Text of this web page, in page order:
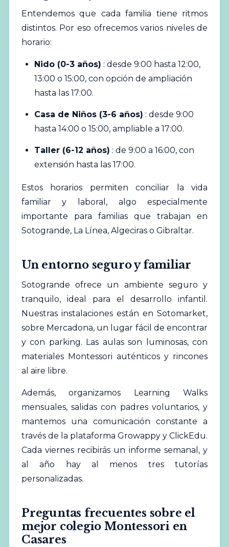
Entendemos que cada familia tiene ritmos
distintos. Por eso ofrecemos varios niveles de
horario:
Nido (0-3 años) : desde 9:00 hasta 12:00,
13:00 o 15:00, con opción de ampliación
hasta las 17:00.
Casa de Niños (3-6 años) : desde 9:00
hasta 14:00 o 15:00, ampliable a 17:00.
Taller (6-12 años) : de 9:00 a 16:00, con
extensión hasta las 17:00.
Estos horarios permiten conciliar la vida
familiar y laboral, algo especialmente
importante para familias que trabajan en
Sotogrande, La Línea, Algeciras o Gibraltar.
Un entorno seguro y familiar
Sotogrande ofrece un ambiente seguro y
tranquilo, ideal para el desarrollo infantil.
Nuestras instalaciones están en Sotomarket,
sobre Mercadona, un lugar fácil de encontrar
y con parking. Las aulas son luminosas, con
materiales Montessori auténticos y rincones
al aire libre.
Además, organizamos Learning Walks
mensuales, salidas con padres voluntarios, y
mantemos una comunicación constante a
través de la plataforma Growappy y ClickEdu.
Cada viernes recibirás un informe semanal, y
al año hay al menos tres tutorías
personalizadas.
Preguntas frecuentes sobre el
mejor colegio Montessori en
Casares